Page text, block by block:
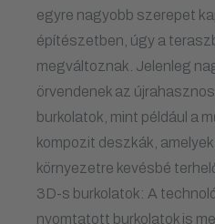
egyre nagyobb szerepet
építészetben, úgy a
megváltoznak. Jelenleg
örvendenek az
burkolatok, mint például a
kompozit deszkák,
környezetre kevésbé
3D-s burkolatok: A
nyomtatott burkolatok is